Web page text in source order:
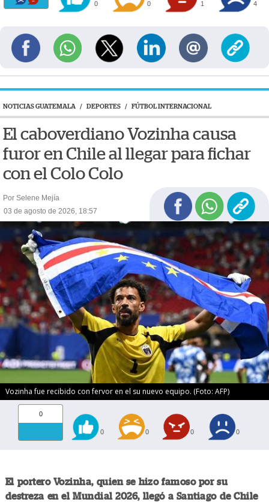
0 0 1 4
NOTICIAS GUATEMALA / DEPORTES / FÚTBOL INTERNACIONAL
El caboverdiano Vozinha causa
furor en Chile al llegar para fichar
con el Colo Colo
Por Selene Mejía
03 de agosto de 2026, 18:57
Vozinha fue recibido con fervor en el su nuevo equipo. (Foto: AFP)
0
0 0 0 0
El portero Vozinha, quien se hizo famoso por su
destreza en el Mundial 2026, llegó a Santiago de Chile